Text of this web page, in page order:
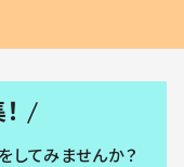
してみませんか？